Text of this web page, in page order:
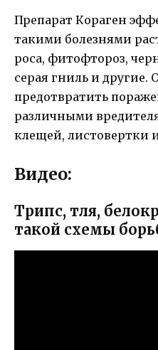
Препарат Кораген
такими болезнями
роса, фитофтороз,
серая гниль и другие.
предотвратить
различными
клещей, листовертки
Видео:
Трипс, тля,
такой схемы